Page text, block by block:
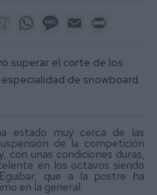
MeneameWhatsAppMessage
Email
superar el corte de los
de snowboard
estado muy cerca de las
de la competición
con unas condiciones duras,
en los octavos siendo
que a la postre ha
en la general.